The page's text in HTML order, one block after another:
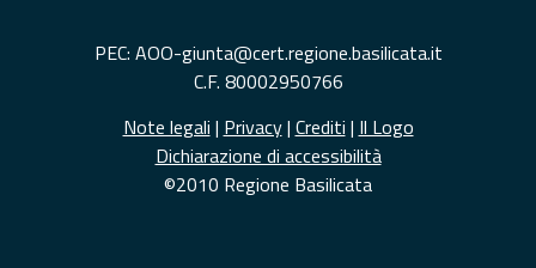
PEC: AOO-giunta@cert.regione.basilicata.it
C.F. 80002950766
Note legali | Privacy| Crediti | Il Logo
Dichiarazione di accessibilità
©2010 Regione Basilicata